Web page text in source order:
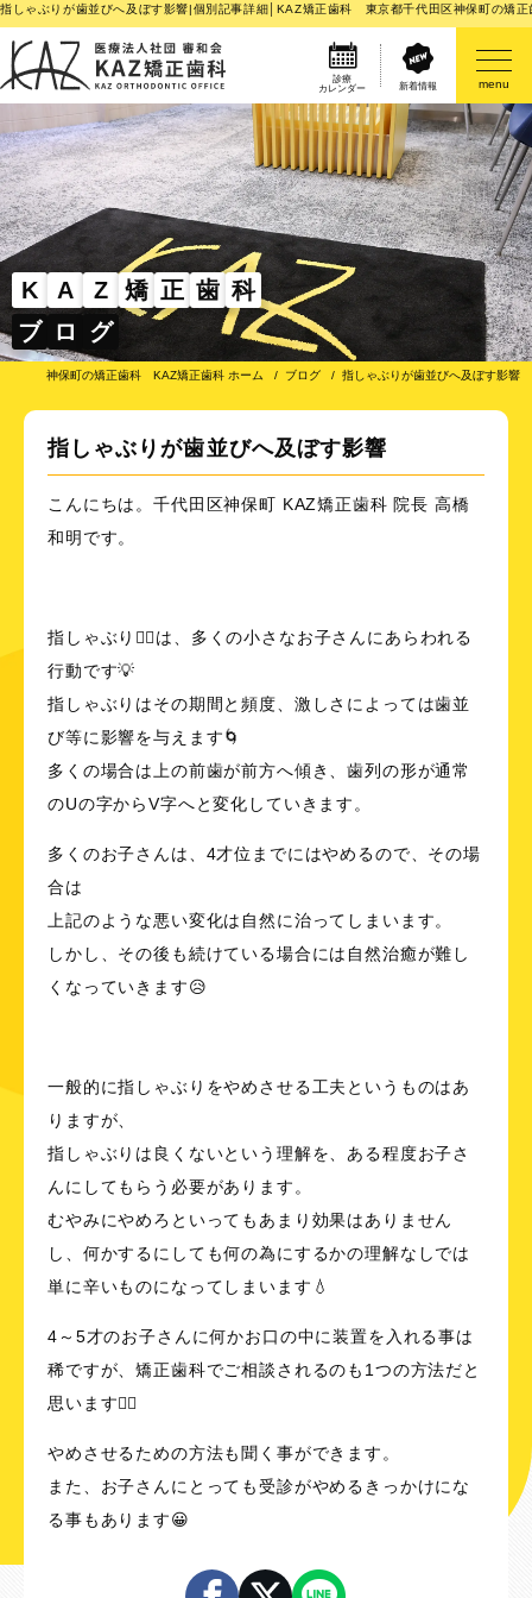
指しゃぶりが歯並びへ及ぼす影響|個別記事詳細│KAZ矯正歯科 東京都千代田区神保町の矯正
診療
カレンダー
新着情報 menu
K A Z 矯 正 歯 科
ブ ロ グ
神保町の矯正歯科 KAZ矯正歯科 ホーム ブログ 指しゃぶりが歯並びへ及ぼす影響
指しゃぶりが歯並びへ及ぼす影響
こんにちは。千代田区神保町 KAZ矯正歯科 院長 高橋
和明です。
指しゃぶり👍🏻は、多くの小さなお子さんにあらわれる
行動です💡
指しゃぶりはその期間と頻度、激しさによっては歯並
び等に影響を与えます🌀
多くの場合は上の前歯が前方へ傾き、歯列の形が通常
のUの字からV字へと変化していきます。
多くのお子さんは、4才位までにはやめるので、その場
合は
上記のような悪い変化は自然に治ってしまいます。
しかし、その後も続けている場合には自然治癒が難し
くなっていきます😥
一般的に指しゃぶりをやめさせる工夫というものはあ
りますが、
指しゃぶりは良くないという理解を、ある程度お子さ
んにしてもらう必要があります。
むやみにやめろといってもあまり効果はありません
し、何かするにしても何の為にするかの理解なしでは
単に辛いものになってしまいます💧
4～5才のお子さんに何かお口の中に装置を入れる事は
稀ですが、矯正歯科でご相談されるのも1つの方法だと
思います👌🏻
やめさせるための方法も聞く事ができます。
また、お子さんにとっても受診がやめるきっかけにな
る事もあります😀
医院案内
矯正歯科治療のご案内
矯正装置のご紹介
その他